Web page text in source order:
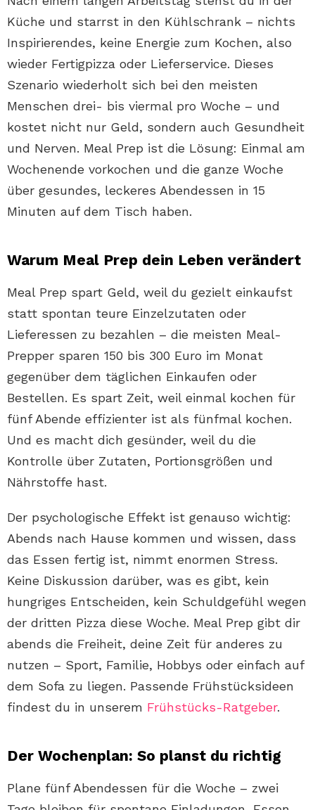
Küche und starrst in den Kühlschrank – nichts
Inspirierendes, keine Energie zum Kochen, also
wieder Fertigpizza oder Lieferservice. Dieses
Szenario wiederholt sich bei den meisten
Menschen drei- bis viermal pro Woche – und
kostet nicht nur Geld, sondern auch Gesundheit
und Nerven. Meal Prep ist die Lösung: Einmal am
Wochenende vorkochen und die ganze Woche
über gesundes, leckeres Abendessen in 15
Minuten auf dem Tisch haben.
Warum Meal Prep dein Leben verändert
Meal Prep spart Geld, weil du gezielt einkaufst
statt spontan teure Einzelzutaten oder
Lieferessen zu bezahlen – die meisten Meal-
Prepper sparen 150 bis 300 Euro im Monat
gegenüber dem täglichen Einkaufen oder
Bestellen. Es spart Zeit, weil einmal kochen für
fünf Abende effizienter ist als fünfmal kochen.
Und es macht dich gesünder, weil du die
Kontrolle über Zutaten, Portionsgrößen und
Nährstoffe hast.
Der psychologische Effekt ist genauso wichtig:
Abends nach Hause kommen und wissen, dass
das Essen fertig ist, nimmt enormen Stress.
Keine Diskussion darüber, was es gibt, kein
hungriges Entscheiden, kein Schuldgefühl wegen
der dritten Pizza diese Woche. Meal Prep gibt dir
abends die Freiheit, deine Zeit für anderes zu
nutzen – Sport, Familie, Hobbys oder einfach auf
dem Sofa zu liegen. Passende Frühstücksideen
findest du in unserem Frühstücks-Ratgeber.
Der Wochenplan: So planst du richtig
Plane fünf Abendessen für die Woche – zwei